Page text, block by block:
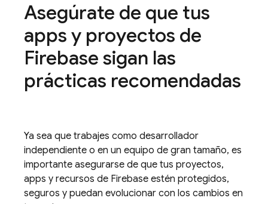
Asegúrate de que tus
apps y proyectos de
Firebase sigan las
prácticas recomendadas
Ya sea que trabajes como desarrollador
independiente o en un equipo de gran tamaño, es
importante asegurarse de que tus proyectos,
apps y recursos de Firebase estén protegidos,
seguros y puedan evolucionar con los cambios en